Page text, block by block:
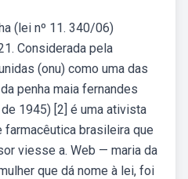
(lei nº 11. 340/06)
Considerada pela
(onu) como uma das
penha maia fernandes
1945) [2] é uma ativista
brasileira que
viesse a. Web — maria da
que dá nome à lei, foi